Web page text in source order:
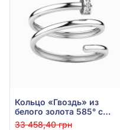
Кольцо «Гвоздь» из
белого золота 585° с
фианитом, арт. 156117б
33 458,40 грн